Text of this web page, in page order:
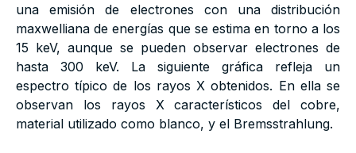
una emisión de electrones con una distribución
maxwelliana de energías que se estima en torno a los
15 keV, aunque se pueden observar electrones de
hasta 300 keV. La siguiente gráfica refleja un
espectro típico de los rayos X obtenidos. En ella se
observan los rayos X característicos del cobre,
material utilizado como blanco, y el Bremsstrahlung.